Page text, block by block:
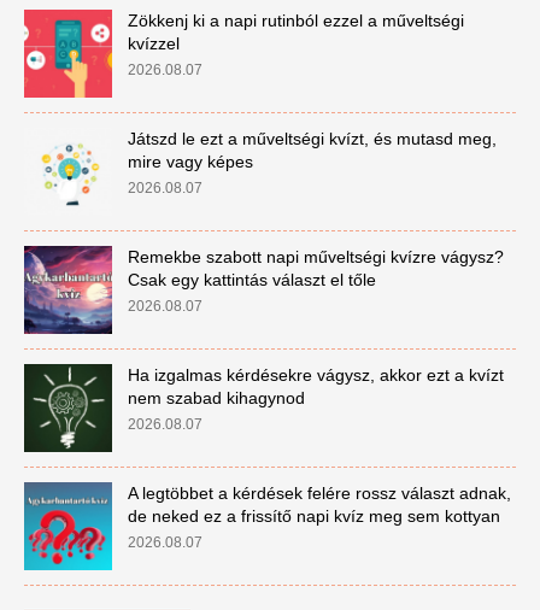
Zökkenj ki a napi rutinból ezzel a műveltségi
kvízzel
2026.08.07
Játszd le ezt a műveltségi kvízt, és mutasd meg,
mire vagy képes
2026.08.07
Remekbe szabott napi műveltségi kvízre vágysz?
Csak egy kattintás választ el tőle
2026.08.07
Ha izgalmas kérdésekre vágysz, akkor ezt a kvízt
nem szabad kihagynod
2026.08.07
A legtöbbet a kérdések felére rossz választ adnak,
de neked ez a frissítő napi kvíz meg sem kottyan
2026.08.07